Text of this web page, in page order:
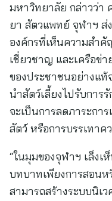
มหาวิทยาลัย กล่าวว่า
ยา สัตวแพทย์ จุฬาฯ ส่ง
องค์กรที่เห็นความสำคั
เชี่ยวชาญ และเครือข่
ของประชาชนอย่างแท้
นำสัตว์เลี้ยงไปรับการ
จะเป็นการลดภาระกา
สัตว์ หรือการบรรเทาค
“ในมุมของจุฬาฯ เล็ง
บทบาทเพียงการสอน
สามารถสร้างระบบนิ